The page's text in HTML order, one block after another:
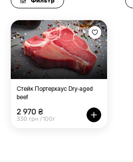
Стейк Портерхаус Dry-aged
beef
2 970 ₴
330 грн /100г